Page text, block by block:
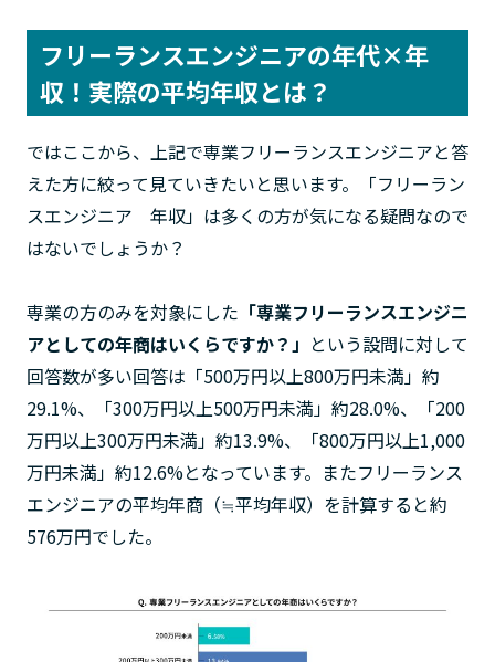
フリーランスエンジニアの年代×年
収！実際の平均年収とは？
ではここから、上記で専業フリーランスエンジニアと答
えた方に絞って見ていきたいと思います。「フリーラン
スエンジニア 年収」は多くの方が気になる疑問なので
はないでしょうか？
専業の方のみを対象にした 「専業フリーランスエンジニ
アとしての年商はいくらですか？」 という設問に対して
回答数が多い回答は「500万円以上800万円未満」約
29.1%、「300万円以上500万円未満」約28.0%、「200
万円以上300万円未満」約13.9%、「800万円以上1,000
万円未満」約12.6%となっています。またフリーランス
エンジニアの平均年商（≒平均年収）を計算すると約
576万円でした。